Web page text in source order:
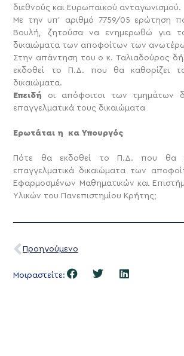
διεθνούς και Ευρωπαϊκού ανταγωνισμού.
Με την υπ’ αριθμό 7759/05 ερώτηση
Βουλή, ζητούσα να ενημερωθώ για
δικαιώματα των αποφοίτων των
Στην απάντηση του ο κ. Ταλιαδούρος
εκδοθεί το Π.Δ. που θα καθορίζει
δικαιώματα.
Επειδή οι απόφοιτοι των τμημάτων
επαγγελματικά τους δικαιώματα
Ερωτάται η κα Υπουργός
Πότε θα εκδοθεί το Π.Δ. που θα
επαγγελματικά δικαιώματα των
Εφαρμοσμένων Μαθηματικών και
Υλικών του Πανεπιστημίου Κρήτης;
Προηγούμενο
Μοιραστείτε: